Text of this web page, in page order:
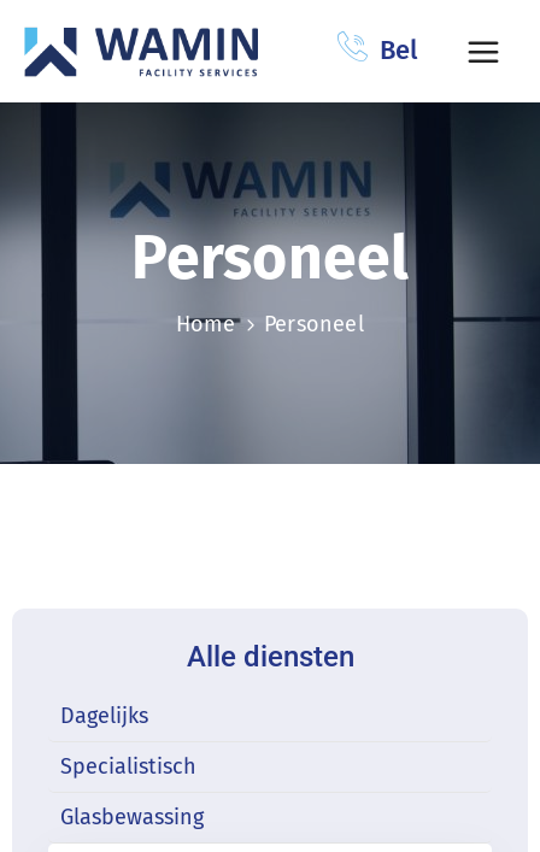
Bel
Personeel
Home Personeel
Alle diensten
Dagelijks
Specialistisch
Glasbewassing